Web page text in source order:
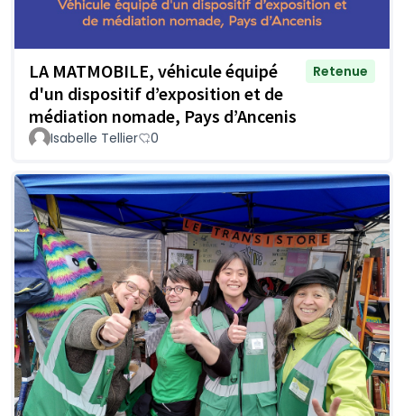
LA MATMOBILE, véhicule équipé
d'un dispositif d’exposition et de
médiation nomade, Pays d’Ancenis
Retenue
Isabelle Tellier 0